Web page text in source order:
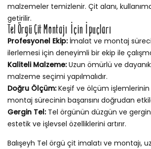
malzemeler temizlenir. Çit alanı,
getirilir.
Tel Örgü Çit Montajı İçin İpuçları
Profesyonel Ekip:İmalat ve montaj
ilerlemesi için deneyimli bir ekip ile
Kaliteli Malzeme:Uzun ömürlü ve
malzeme seçimi yapılmalıdır.
Doğru Ölçüm:Keşif ve ölçüm işlemlerinin
montaj sürecinin başarısını doğrudan
Gergin Tel:Tel örgünün düzgün ve
estetik ve işlevsel özelliklerini artırır.
Balışeyh Tel örgü çit imalatı ve montajı,